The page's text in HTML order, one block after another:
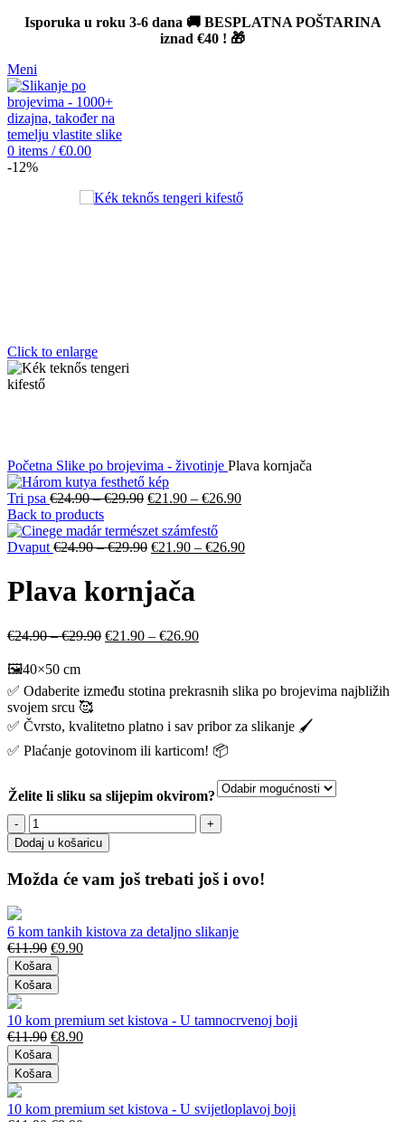
Isporuka u roku 3-6 dana 🚚 BESPLATNA POŠTARINA
iznad €40 ! 🎁
Meni
0 items / €0.00
-12%
Click to enlarge
Početna Slike po brojevima - životinje Plava kornjača
Tri psa €24.90–€29.90 €21.90 – €26.90
Back to products
Dvaput €24.90–€29.90 €21.90 – €26.90
Plava kornjača
€24.90–€29.90 €21.90 – €26.90
🖼️40×50 cm
✅ Odaberite između stotina prekrasnih slika po brojevima najbližih
svojem srcu 🥰
✅ Čvrsto, kvalitetno platno i sav pribor za slikanje 🖌️
✅ Plaćanje gotovinom ili karticom! 📦
Želite li sliku sa slijepim okvirom?
Dodaj u košaricu
Možda će vam još trebati još i ovo!
6 kom tankih kistova za detaljno slikanje
€11.90 €9.90
Košara
Košara
10 kom premium set kistova - U tamnocrvenoj boji
€11.90 €8.90
Košara
Košara
10 kom premium set kistova - U svijetloplavoj boji